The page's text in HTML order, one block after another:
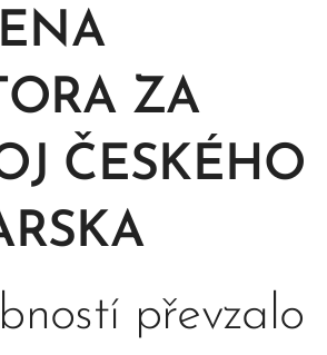
ZA
ČESKÉHO
převzalo